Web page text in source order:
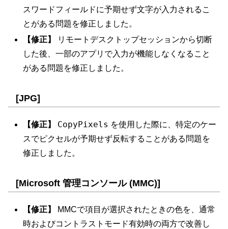
スワードフィールドに予期せず文字が入力されるこ
とがある問題を修正しました。
【修正】
リモートデスクトップセッションから切断
した後、一部のアプリで入力が機能しなくなること
がある問題を修正しました。
[JPG]
【修正】 CopyPixels を使用した際に、特定のケー
スでピクセルが予期せず反転することがある問題を
修正しました。
[Microsoft 管理コンソール (MMC)]
【修正】
MMCで項目が選択されたときの色を、通常
時およびコントラストモード有効時の両方で改善し